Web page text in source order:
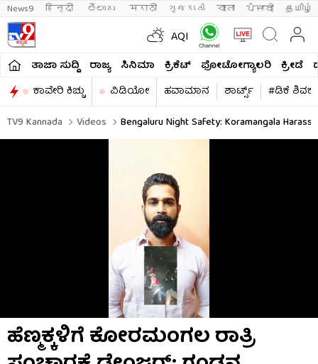
News9 हिन्दी తెలుగు मराठी ગુજરાતી বাংলা ਪੰਜਾਬੀ தமிழ்
AQI
ತಾಜಾ ಸುದ್ದಿ ರಾಜ್ಯ ಸಿನಿಮಾ ಕ್ರಿಕೆಟ್​ ಫೋಟೋಗ್ಯಾಲರಿ ಕ್ರೀಡೆ
ಕಾವೇರಿ ಕಿಚ್ಚು
ವಿಡಿಯೋ ಹವಾಮಾನ ಶಾರ್ಟ್ಸ್​
#ಡಿಕೆ
TV9 Kannada
Videos Bengaluru Night Safety: Koramangala
seconds
53
ಹೆಣ್ಮಕ್ಕಳಿಗೆ ಕೋರಮಂಗಲ ರಾತ್ರಿ